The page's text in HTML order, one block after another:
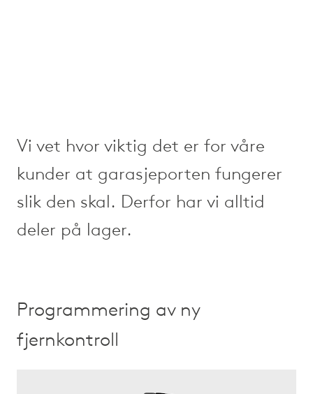
Vi vet hvor viktig det er for våre
kunder at garasjeporten fungerer
slik den skal. Derfor har vi alltid
deler på lager.
Programmering av ny
fjernkontroll